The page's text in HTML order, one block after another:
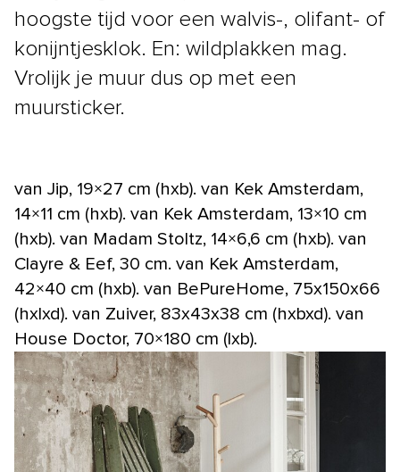
hoogste tijd voor een walvis-, olifant- of
konijntjesklok. En: wildplakken mag.
Vrolijk je muur dus op met een
muursticker.
van Jip, 19×27 cm (hxb). van Kek Amsterdam,
14×11 cm (hxb). van Kek Amsterdam, 13×10 cm
(hxb). van Madam Stoltz, 14×6,6 cm (hxb). van
Clayre & Eef, 30 cm. van Kek Amsterdam,
42×40 cm (hxb). van BePureHome, 75x150x66
(hxlxd). van Zuiver, 83x43x38 cm (hxbxd). van
House Doctor, 70×180 cm (lxb).